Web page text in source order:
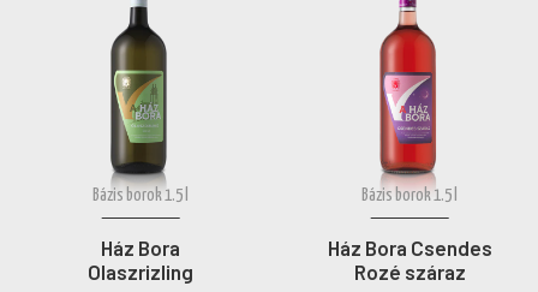
Bázis borok 1.5 l
Ház Bora
Olaszrizling
Bázis borok 1.5 l
Ház Bora Csendes
Rozé száraz